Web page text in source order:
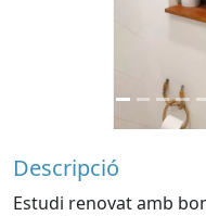
Descripció
Estudi renovat amb